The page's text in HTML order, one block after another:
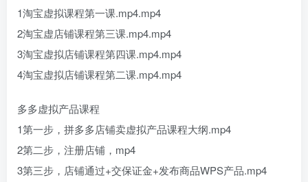
1淘宝虚拟课程第一课.mp4.mp4
2淘宝虚店铺课程第三课.mp4.mp4
3淘宝虚拟店铺课程第四课.mp4.mp4
4淘宝虚拟店铺课程第二课.mp4.mp4
多多虚拟产品课程
1第一步，拼多多店铺卖虚拟产品课程大纲.mp4
2第二步，注册店铺，mp4
3第三步，店铺通过+交保证金+发布商品WPS产品.mp4